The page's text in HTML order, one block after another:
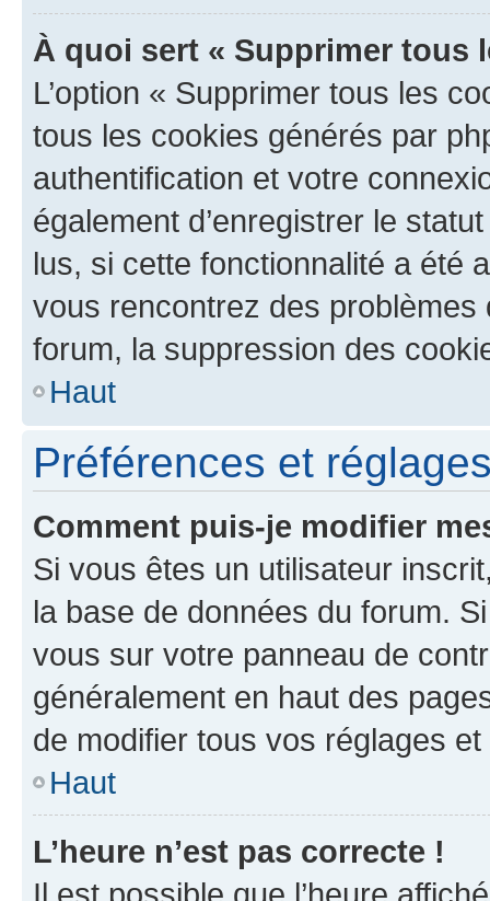
À quoi sert « Supprimer tous
L’option « Supprimer tous les
tous les cookies générés par
authentification et votre
également d’enregistrer le
lus, si cette fonctionnalité a été
vous rencontrez des
forum, la suppression des
Haut
Préférences et
Comment puis-je modifier
Si vous êtes un utilisateur
la base de données du forum.
vous sur votre panneau de
généralement en haut des
de modifier tous vos réglages
Haut
L’heure n’est pas correcte !
Il est possible que l’heure